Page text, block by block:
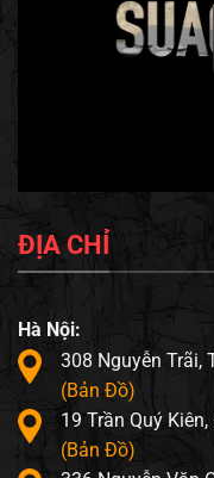
ĐỊA CHỈ
Hà Nội:
308 Nguyễn Trãi,
(Bản Đồ)
19 Trần Quý Kiên,
(Bản Đồ)